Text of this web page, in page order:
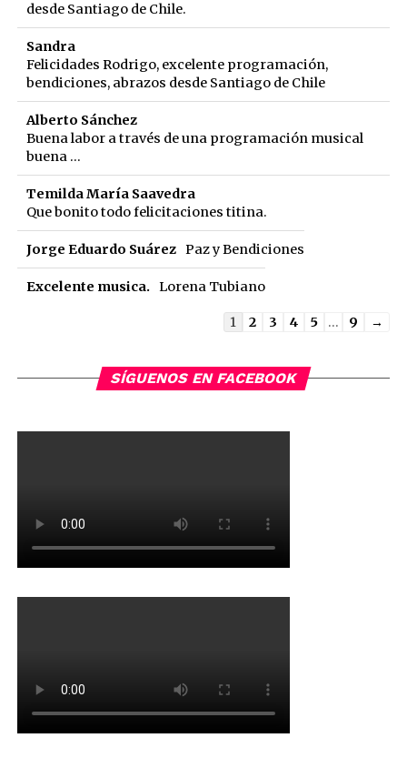
desde Santiago de Chile.
Sandra
Felicidades Rodrigo, excelente programación,
bendiciones, abrazos desde Santiago de Chile
Alberto Sánchez
Buena labor a través de una programación musical
buena ...
Temilda María Saavedra
Que bonito todo felicitaciones titina.
Jorge Eduardo Suárez Paz y Bendiciones
Excelente musica. Lorena Tubiano
Guestbook
1 2 3 4 5 ... 9 →
SÍGUENOS EN FACEBOOK